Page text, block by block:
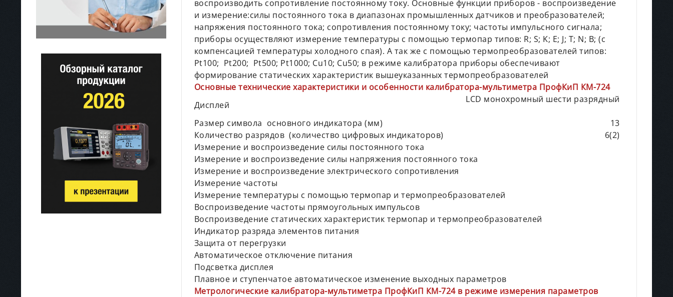
воспроизводить сопротивление постоянному току. Основные функции приборов - воспроизведение
и измерение:силы постоянного тока в диапазонах промышленных датчиков и преобразователей;
напряжения постоянного тока; сопротивления постоянному току; частоты импульсного сигнала;
приборы осуществляют измерение температуры с помощью термопар типов: R; S; K; E; J; T; N; B; (с
компенсацией температуры холодного спая). А так же с помощью термопреобразователей типов:
Pt100; Pt200; Pt500; Pt1000; Cu10; Cu50; в режиме калибратора приборы обеспечивают
формирование статических характеристик вышеуказанных термопреобразователей
Основные технические характеристики и особенности калибратора-мультиметра ПрофКиП КМ-724
Дисплей
LCD монохромный шести разрядный
Размер символа основного индикатора (мм)
13
Количество разрядов (количество цифровых индикаторов)
6(2)
Измерение и воспроизведение силы постоянного тока
Измерение и воспроизведение силы напряжения постоянного тока
Измерение и воспроизведение электрического сопротивления
Измерение частоты
Измерение температуры с помощью термопар и термопреобразователей
Воспроизведение частоты прямоугольных импульсов
Воспроизведение статических характеристик термопар и термопреобразователей
Индикатор разряда элементов питания
Защита от перегрузки
Автоматическое отключение питания
Подсветка дисплея
Плавное и ступенчатое автоматическое изменение выходных параметров
Метрологические калибратора-мультиметра ПрофКиП КМ-724 в режиме измерения параметров